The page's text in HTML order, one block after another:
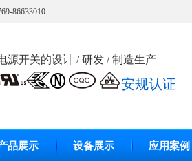
86633010
源开关的设计 / 研发 / 制造生产
安规认证
品展示 设备展示 应用案例